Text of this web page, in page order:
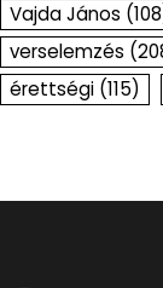
Vajda János
verselemzés
érettségi (115)